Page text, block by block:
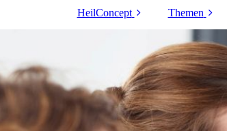
HeilConcept Themen